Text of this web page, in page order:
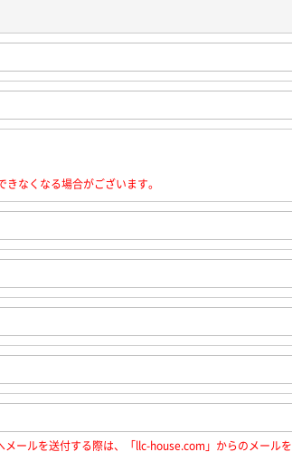
なくなる場合がございます。
ールを送付する際は、「llc-house.com」からのメールを